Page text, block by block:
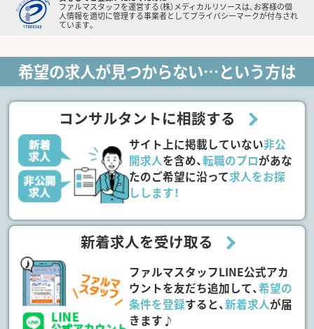
ファルマスタッフを運営する（株）メディカルリソースは、お客様の個
人情報を適切に管理する事業者としてプライバシーマークが付与され
ています。
希望の求人が見つからない…という方は
コンサルタントに相談する
サイト上に掲載していない非公
開求人を含め、転職のプロがあな
たのご希望に沿って求人をお探
しします！
新着求人を受け取る
ファルマスタッフLINE公式アカ
ウントを友だち追加して、希望の
条件を登録すると、新着求人が届
きます♪